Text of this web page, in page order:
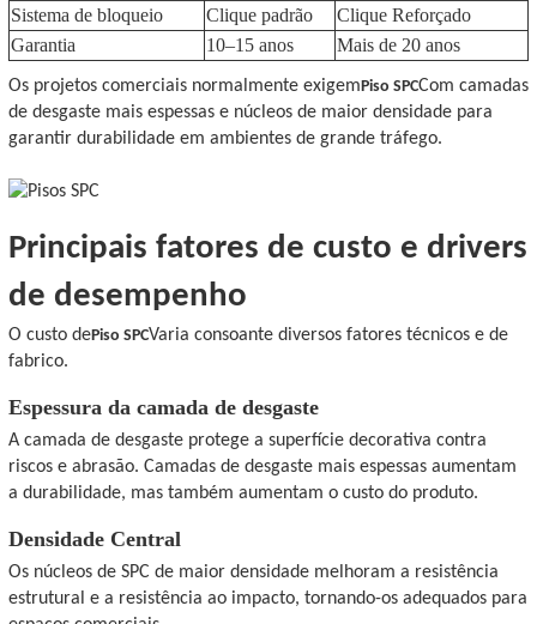
Sistema de bloqueio
Clique padrão
Clique Reforçado
Garantia
10–15 anos Mais de 20 anos
Os projetos comerciais normalmente exigemPiso SPCCom camadas
de desgaste mais espessas e núcleos de maior densidade para
garantir durabilidade em ambientes de grande tráfego.
Principais fatores de custo e drivers
de desempenho
O custo dePiso SPCVaria consoante diversos fatores técnicos e de
fabrico.
Espessura da camada de desgaste
A camada de desgaste protege a superfície decorativa contra
riscos e abrasão. Camadas de desgaste mais espessas aumentam
a durabilidade, mas também aumentam o custo do produto.
Densidade Central
Os núcleos de SPC de maior densidade melhoram a resistência
estrutural e a resistência ao impacto, tornando-os adequados para